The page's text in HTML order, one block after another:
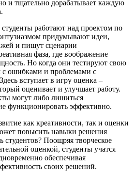
и тщательно дорабатывает каждую
работают над проектом по
придумывают идеи,
и пишут сценарии
фаза, где воображение
Но когда они тестируют свою
с ошибками и проблемами с
вступает в игру оценка –
оценивает и улучшает работу.
могут либо лишиться
функционировать эффективно.
как креативности, так и оценки
повысить навыки решения
студентов? Поощряя творческое
оценкой, студенты учатся
обеспечивая
своих решений.